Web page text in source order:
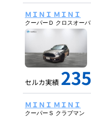
ＭＩＮＩ ＭＩＮＩ
クーパーＤ クロスオー
セルカ実績
ＭＩＮＩ ＭＩＮＩ
クーパーＳ クラブマン